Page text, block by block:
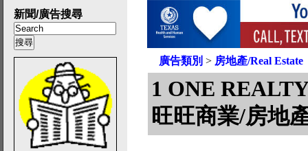
新聞/廣告搜尋
廣告類別 > 房地產/Real Estate
1 ONE
旺旺商業/房地